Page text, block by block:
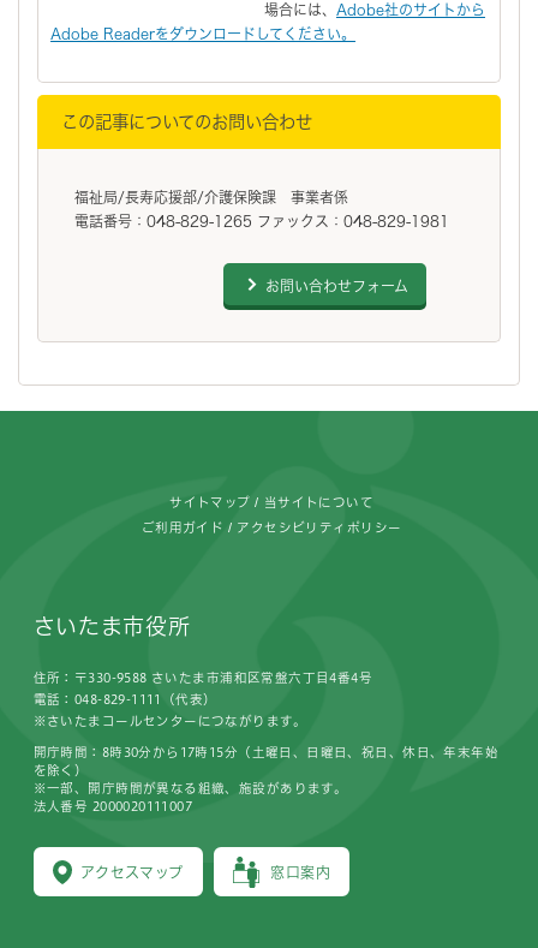
場合には、 Adobe社のサイトから
Adobe Readerをダウンロードしてください。
この記事についてのお問い合わせ
福祉局/長寿応援部/介護保険課 事業者係
電話番号：048-829-1265 ファックス：048-829-1981
お問い合わせフォーム
サイトマップ 当サイトについて
ご利用ガイド アクセシビリティポリシー
さいたま市役所
住所：〒330-9588 さいたま市浦和区常盤六丁目4番4号
電話：048-829-1111（代表）
※さいたまコールセンターにつながります。
アクセスマップ 窓口案内
開庁時間：8時30分から17時15分（土曜日、日曜日、祝日、休日、年末年始
を除く）
※一部、開庁時間が異なる組織、施設があります。
法人番号 2000020111007